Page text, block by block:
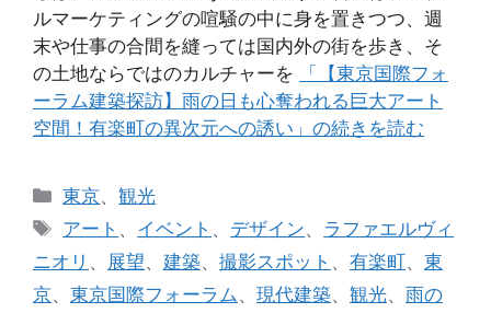
ルマーケティングの喧騒の中に身を置きつつ、週
末や仕事の合間を縫っては国内外の街を歩き、そ
の土地ならではのカルチャーを
「【東京国際フォ
ーラム建築探訪】雨の日も心奪われる巨大アート
空間！有楽町の異次元への誘い」の続きを読む
カ
テ
リ
ー
東京、観光
タ
グ
アート 、 イベント 、 デザイン、 ラファエルヴィ
ニオリ 、 展望、 建築、 撮影スポット 、 有楽町、 東
京、 東京国際フォーラム 、 現代建築、 観光、 雨の